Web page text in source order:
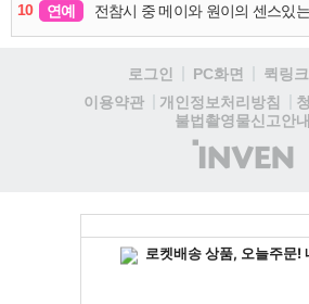
10
연예 전참시 중 메이와 원이의 센스있
로그인 PC화면 퀵링크
이용약관
개인정보처리방침
불법촬영물신고안내
(주)
인